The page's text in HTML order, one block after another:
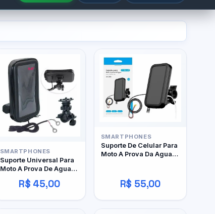
SMARTPHONES
Suporte Universal Para
Moto A Prova De Agua
It-blue Le-076
R$ 45,00
SMARTPHONES
Suporte De Celular Para
Moto A Prova Da Agua
R$ 55,00